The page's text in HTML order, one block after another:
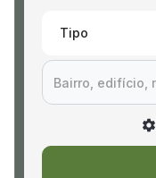
Tipo